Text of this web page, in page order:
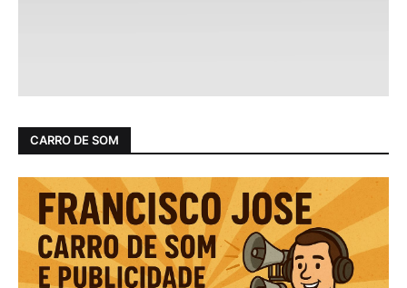
CARRO DE SOM